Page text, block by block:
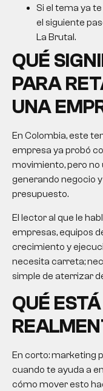
Si el tema ya
el siguiente
La Brutal.
QUÉ
PARA
UNA
En Colombia, este
empresa ya probó
movimiento, pero
generando negocio
presupuesto.
El lector al que le
empresas, equipos
crecimiento y
necesita carreta;
simple de aterrizar
QUÉ
En corto:marketing
cuando te ayuda a
cómo mover esto